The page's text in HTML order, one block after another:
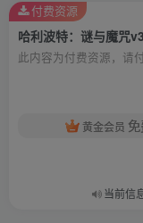
哈利波特：谜与魔咒
此内容为付费资源，请
黄金会员
当前信
付费资源